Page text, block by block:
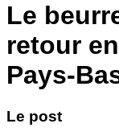
Le
retour
Pays-
Le post